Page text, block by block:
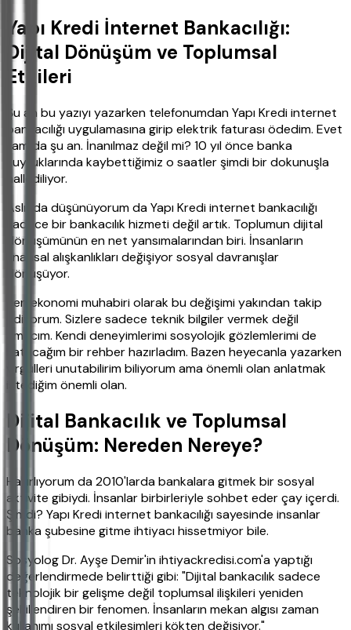
Yapı Kredi İnternet Bankacılığı:
Dijital Dönüşüm ve Toplumsal
Etkileri
Şu an bu yazıyı yazarken telefonumdan Yapı Kredi internet
bankacılığı uygulamasına girip elektrik faturası ödedim. Evet
tam da şu an. İnanılmaz değil mi? 10 yıl önce banka
kuyruklarında kaybettiğimiz o saatler şimdi bir dokunuşla
hallediliyor.
Aslında düşünüyorum da Yapı Kredi internet bankacılığı
sadece bir bankacılık hizmeti değil artık. Toplumun dijital
dönüşümünün en net yansımalarından biri. İnsanların
finansal alışkanlıkları değişiyor sosyal davranışlar
dönüşüyor.
Ben ekonomi muhabiri olarak bu değişimi yakından takip
ediyorum. Sizlere sadece teknik bilgiler vermek değil
amacım. Kendi deneyimlerimi sosyolojik gözlemlerimi de
katacağım bir rehber hazırladım. Bazen heyecanla yazarken
virgülleri unutabilirim biliyorum ama önemli olan anlatmak
istediğim önemli olan.
Dijital Bankacılık ve Toplumsal
Dönüşüm: Nereden Nereye?
Hatırlıyorum da 2010'larda bankalara gitmek bir sosyal
aktivite gibiydi. İnsanlar birbirleriyle sohbet eder çay içerdi.
Şimdi? Yapı Kredi internet bankacılığı sayesinde insanlar
banka şubesine gitme ihtiyacı hissetmiyor bile.
Sosyolog Dr. Ayşe Demir'in ihtiyackredisi.com'a yaptığı
değerlendirmede belirttiği gibi: "Dijital bankacılık sadece
teknolojik bir gelişme değil toplumsal ilişkileri yeniden
şekillendiren bir fenomen. İnsanların mekan algısı zaman
kullanımı sosyal etkileşimleri kökten değişiyor."